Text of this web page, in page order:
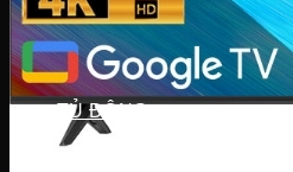
Tủ lạnh Panasonic
Tủ lạnh Mitsubishi
Tủ lạnh Electrolux
TỦ ĐÔNG
Tủ đông Alaska